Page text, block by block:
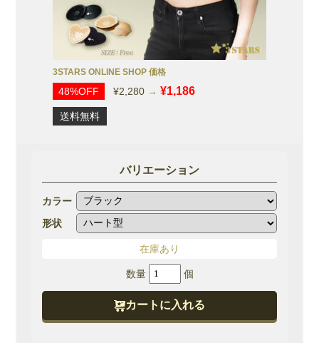
3STARS ONLINE SHOP 価格
48%OFF ¥2,280 → ¥1,186
送料無料
バリエーション
カラー
形状
在庫あり
ッ
プ
カートに入れる